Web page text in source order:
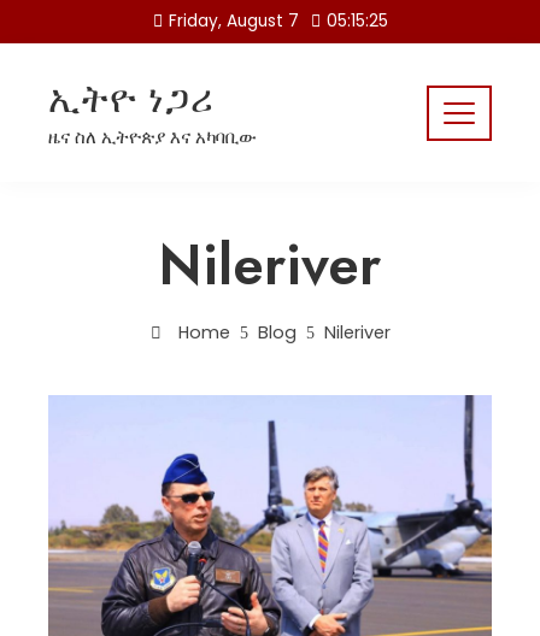
to
Friday, August 7 05:15:25
ኢትዮ ነጋሪ
ዜና ስለ ኢትዮጵያ እና አካባቢው
Nileriver
Home Blog Nileriver